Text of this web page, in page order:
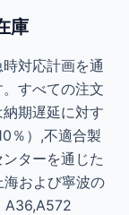
庫
対応計画を通
すべての注文
期遅延に対す
％）,不適合製
ターを通じた
および寧波の
A36,A572